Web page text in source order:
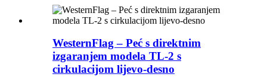
WesternFlag – Peć s direktnim
izgaranjem modela TL-2 s
cirkulacijom lijevo-desno